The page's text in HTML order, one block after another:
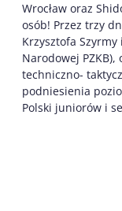
Wrocław oraz
osób! Przez trzy
Krzysztofa
Narodowej
techniczno-
podniesienia
Polski juniorów i